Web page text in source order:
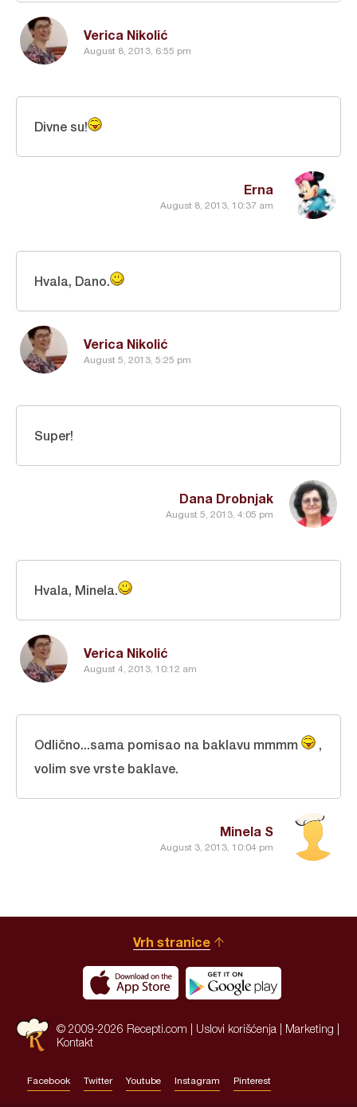
Verica Nikolić
August 8, 2013, 6:55 pm
Erna
August 8, 2013, 10:37 am
Divne su!
Verica Nikolić
August 5, 2013, 5:25 pm
Hvala, Dano.
Dana Drobnjak
August 5, 2013, 4:05 pm
Super!
Verica Nikolić
August 4, 2013, 10:12 am
Hvala, Minela.
Minela S
August 3, 2013, 10:04 pm
Odlično...sama pomisao na baklavu mmmm
,
volim sve vrste baklave.
Vrh stranice
© 2009-2026 Recepti.com | Uslovi korišćenja Marketing
Kontakt
Facebook Twitter Youtube Instagram Pinterest